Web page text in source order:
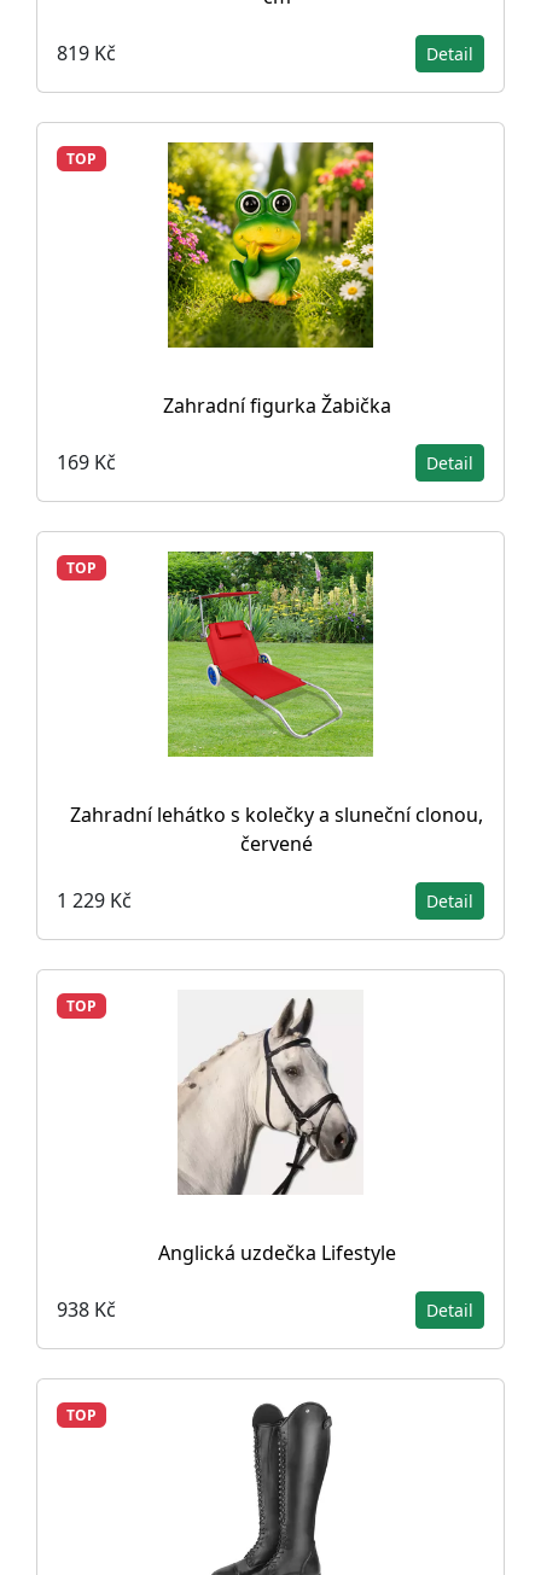
819 Kč Detail
TOP
Zahradní figurka Žabička
169 Kč Detail
TOP
Zahradní lehátko s kolečky a sluneční clonou,
červené
1 229 Kč Detail
TOP
Anglická uzdečka Lifestyle
938 Kč Detail
TOP